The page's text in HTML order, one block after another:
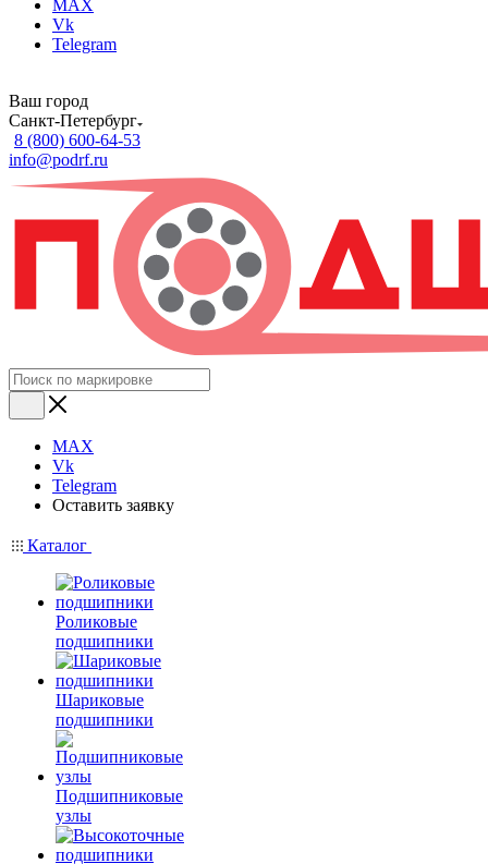
MAX
Vk
Telegram
Ваш город
Санкт-Петербург
8 (800) 600-64-53
info@podrf.ru
MAX
Vk
Telegram
Оставить заявку
Каталог
Роликовые
подшипники
Шариковые
подшипники
Подшипниковые
узлы